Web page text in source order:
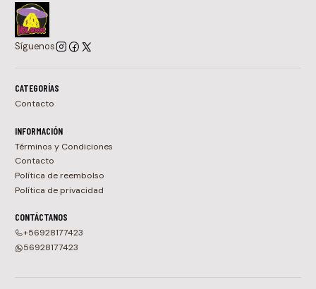
Síguenos
CATEGORÍAS
Contacto
INFORMACIÓN
Términos y Condiciones
Contacto
Política de reembolso
Política de privacidad
CONTÁCTANOS
+56928177423
56928177423